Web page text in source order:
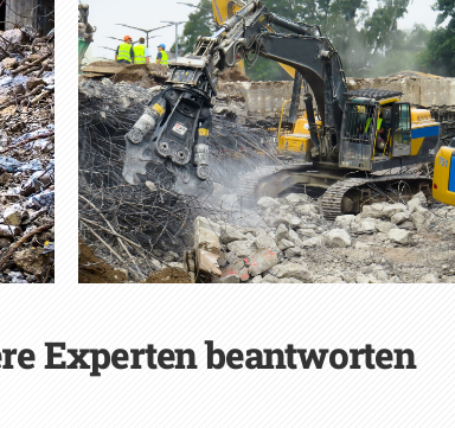
Experten beantworten